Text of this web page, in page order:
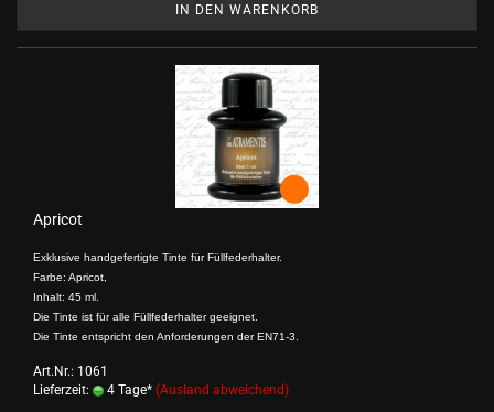
IN DEN WARENKORB
Apricot
Exklusive handgefertigte Tinte für Füllfederhalter.
Farbe: Apricot,
Inhalt: 45 ml.
Die Tinte ist für alle Füllfederhalter geeignet.
Die Tinte entspricht den Anforderungen der EN71-3.
Art.Nr.: 1061
Lieferzeit:
4 Tage* (Ausland abweichend)